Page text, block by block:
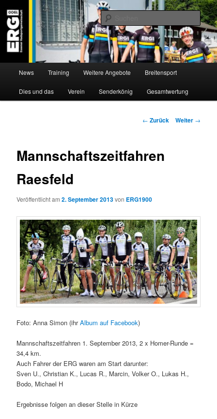
Inhalt
wechseln
ERG 1900 e.V
Willkommen bei der Essener Radsportgemeinschaft
News Training Weitere Angebote Breitensport
Dies und das Verein Senderkönig Gesamtwertung
Beitragsnavigation
← Zurück Weiter →
Mannschaftszeitfahren
Raesfeld
Veröffentlicht am2. September 2013von ERG1900
Foto: Anna Simon (ihrAlbum auf Facebook)
Mannschaftszeitfahren 1. September 2013, 2 x Homer-Runde =
34,4 km.
Auch Fahrer der ERG waren am Start darunter:
Sven U., Christian K., Lucas R., Marcin, Volker O., Lukas H.,
Bodo, Michael H
Ergebnisse folgen an dieser Stelle in Kürze